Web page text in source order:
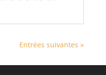
Entrées suivantes »